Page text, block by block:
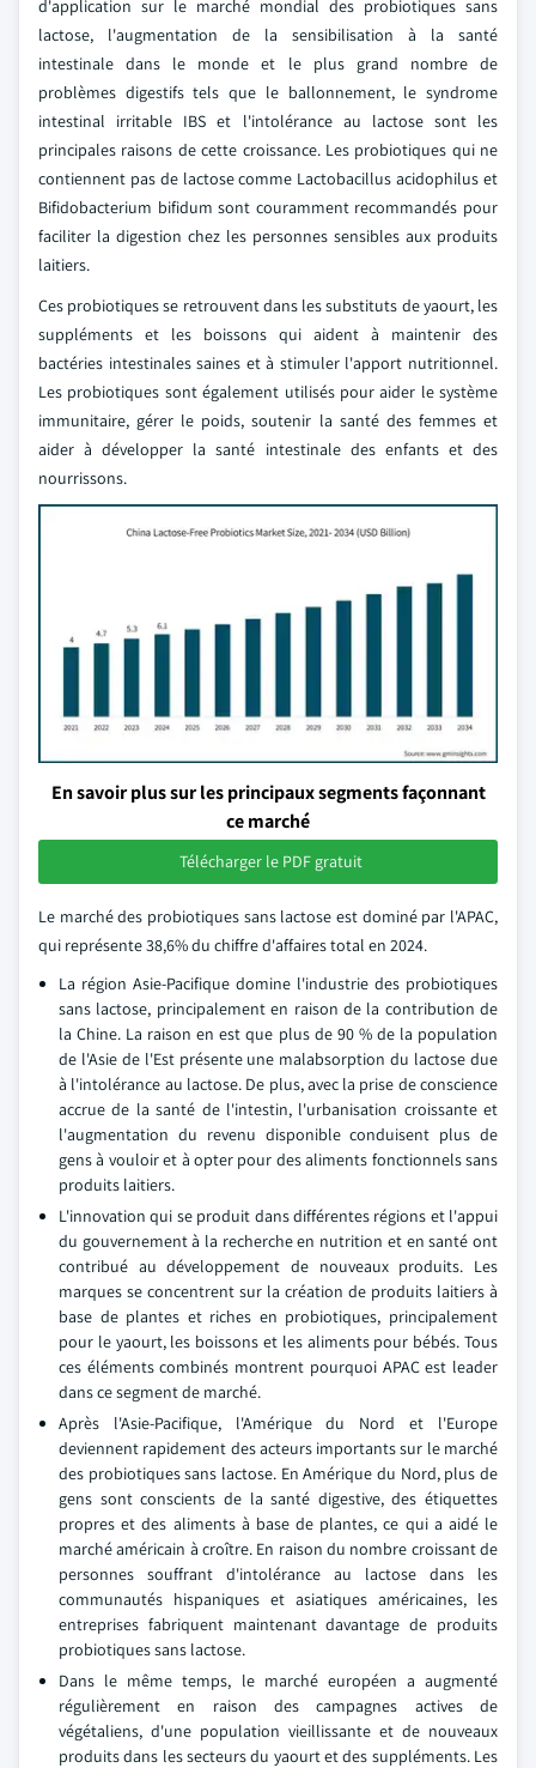
d'application sur le marché mondial des probiotiques sans
lactose, l'augmentation de la sensibilisation à la santé
intestinale dans le monde et le plus grand nombre de
problèmes digestifs tels que le ballonnement, le syndrome
intestinal irritable IBS et l'intolérance au lactose sont les
principales raisons de cette croissance. Les probiotiques qui ne
contiennent pas de lactose comme Lactobacillus acidophilus et
Bifidobacterium bifidum sont couramment recommandés pour
faciliter la digestion chez les personnes sensibles aux produits
laitiers.
Ces probiotiques se retrouvent dans les substituts de yaourt, les
suppléments et les boissons qui aident à maintenir des
bactéries intestinales saines et à stimuler l'apport nutritionnel.
Les probiotiques sont également utilisés pour aider le système
immunitaire, gérer le poids, soutenir la santé des femmes et
aider à développer la santé intestinale des enfants et des
nourrissons.
En savoir plus sur les principaux segments façonnant
ce marché
Télécharger le PDF gratuit
Le marché des probiotiques sans lactose est dominé par l'APAC,
qui représente 38,6% du chiffre d'affaires total en 2024.
La région Asie-Pacifique domine l'industrie des probiotiques
sans lactose, principalement en raison de la contribution de
la Chine. La raison en est que plus de 90 % de la population
de l'Asie de l'Est présente une malabsorption du lactose due
à l'intolérance au lactose. De plus, avec la prise de conscience
accrue de la santé de l'intestin, l'urbanisation croissante et
l'augmentation du revenu disponible conduisent plus de
gens à vouloir et à opter pour des aliments fonctionnels sans
produits laitiers.
L'innovation qui se produit dans différentes régions et l'appui
du gouvernement à la recherche en nutrition et en santé ont
contribué au développement de nouveaux produits. Les
marques se concentrent sur la création de produits laitiers à
base de plantes et riches en probiotiques, principalement
pour le yaourt, les boissons et les aliments pour bébés. Tous
ces éléments combinés montrent pourquoi APAC est leader
dans ce segment de marché.
Après l'Asie-Pacifique, l'Amérique du Nord et l'Europe
deviennent rapidement des acteurs importants sur le marché
des probiotiques sans lactose. En Amérique du Nord, plus de
gens sont conscients de la santé digestive, des étiquettes
propres et des aliments à base de plantes, ce qui a aidé le
marché américain à croître. En raison du nombre croissant de
personnes souffrant d'intolérance au lactose dans les
communautés hispaniques et asiatiques américaines, les
entreprises fabriquent maintenant davantage de produits
probiotiques sans lactose.
Dans le même temps, le marché européen a augmenté
régulièrement en raison des campagnes actives de
végétaliens, d'une population vieillissante et de nouveaux
produits dans les secteurs du yaourt et des suppléments. Les